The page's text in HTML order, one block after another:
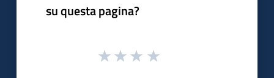
su questa pagina?